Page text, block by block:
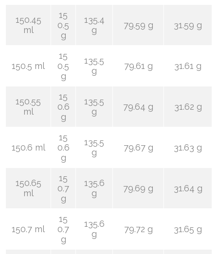
150.45
ml
15
0.5
g
135.4
g
79.59 g 31.59 g
150.5 ml
15
0.5
g
135.5
g
79.61 g 31.61 g
150.55
ml
15
0.6
g
135.5
g
79.64 g 31.62 g
150.6 ml
15
0.6
g
135.5
g
79.67 g 31.63 g
150.65
ml
15
0.7
g
135.6
g
79.69 g 31.64 g
150.7 ml
15
0.7
g
135.6
g
79.72 g 31.65 g